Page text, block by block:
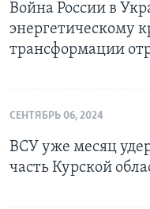
Война России в
энергетическому
трансформации
СЕНТЯБРЬ 06, 2024
ВСУ уже месяц
часть Курской